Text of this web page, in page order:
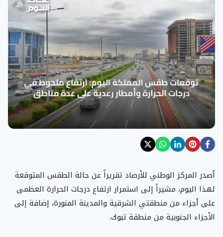
أصدر المركز الوطني للأرصاد تقريراً عن حالة الطقس المتوقعة
لهذا اليوم، مشيراً إلى استمرار ارتفاع درجات الحرارة العظمى
على أجزاء من منطقتي الشرقية والمدينة المنورة، إضافة إلى
الأجزاء الجنوبية من منطقة تبوك.